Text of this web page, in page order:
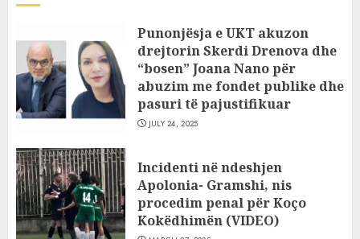
Punonjësja e UKT akuzon
drejtorin Skerdi Drenova dhe
“bosen” Joana Nano për
abuzim me fondet publike dhe
pasuri të pajustifikuar
JULY 24, 2025
Incidenti në ndeshjen
Apolonia- Gramshi, nis
procedim penal për Koço
Kokëdhimën (VIDEO)